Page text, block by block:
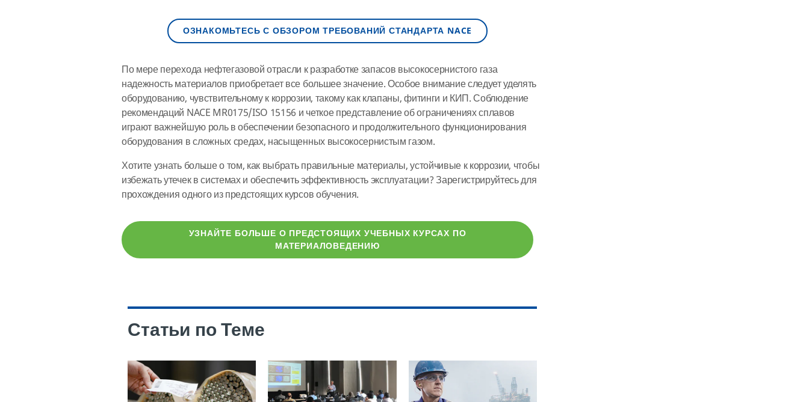
ОЗНАКОМЬТЕСЬ С ОБЗОРОМ ТРЕБОВАНИЙ СТАНДАРТА NACE
По мере перехода нефтегазовой отрасли к разработке запасов высокосернистого газа
надежность материалов приобретает все большее значение. Особое внимание следует уделять
оборудованию, чувствительному к коррозии, такому как клапаны, фитинги и КИП. Соблюдение
рекомендаций NACE MR0175/ISO 15156 и четкое представление об ограничениях сплавов
играют важнейшую роль в обеспечении безопасного и продолжительного функционирования
оборудования в сложных средах, насыщенных высокосернистым газом.
Хотите узнать больше о том, как выбрать правильные материалы, устойчивые к коррозии, чтобы
избежать утечек в системах и обеспечить эффективность эксплуатации? Зарегистрируйтесь для
прохождения одного из предстоящих курсов обучения.
УЗНАЙТЕ БОЛЬШЕ О ПРЕДСТОЯЩИХ УЧЕБНЫХ КУРСАХ ПО
МАТЕРИАЛОВЕДЕНИЮ
Статьи по Теме